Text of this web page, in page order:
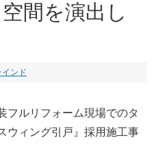
間を演出し
ンド
フルリフォーム現場でのタ
ウィング引戸』採用施工事